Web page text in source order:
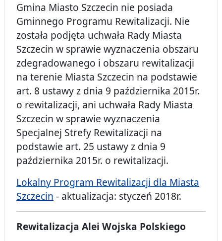
Gmina Miasto Szczecin nie posiada
Gminnego Programu Rewitalizacji. Nie
została podjęta uchwała Rady Miasta
Szczecin w sprawie wyznaczenia obszaru
zdegradowanego i obszaru rewitalizacji
na terenie Miasta Szczecin na podstawie
art. 8 ustawy z dnia 9 października 2015r.
o rewitalizacji, ani uchwała Rady Miasta
Szczecin w sprawie wyznaczenia
Specjalnej Strefy Rewitalizacji na
podstawie art. 25 ustawy z dnia 9
października 2015r. o rewitalizacji.
Lokalny Program Rewitalizacji dla Miasta
Szczecin - aktualizacja: styczeń 2018r.
Rewitalizacja Alei Wojska Polskiego